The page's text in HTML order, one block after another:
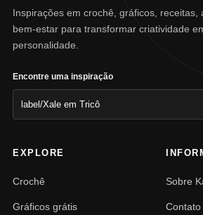
Inspirações em crochê, gráficos, receitas,
bem-estar para transformar criatividade
personalidade.
Encontre uma inspiração
EXPLORE
Crochê
Gráficos grátis
Sobre
Contato